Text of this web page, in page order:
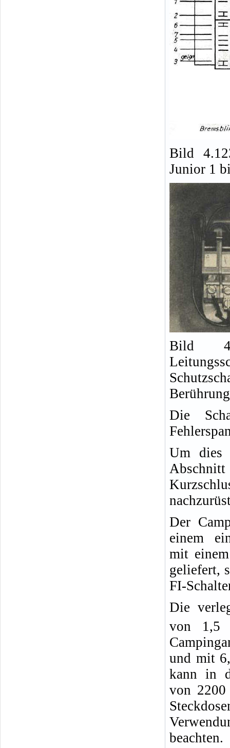
Bild
Junior 1
Bild
Die
Um dies
Abschnitt
Der
einem
mit
geliefert,
FI-
Die
von 1,5
und mit
kann in
von
beachten.